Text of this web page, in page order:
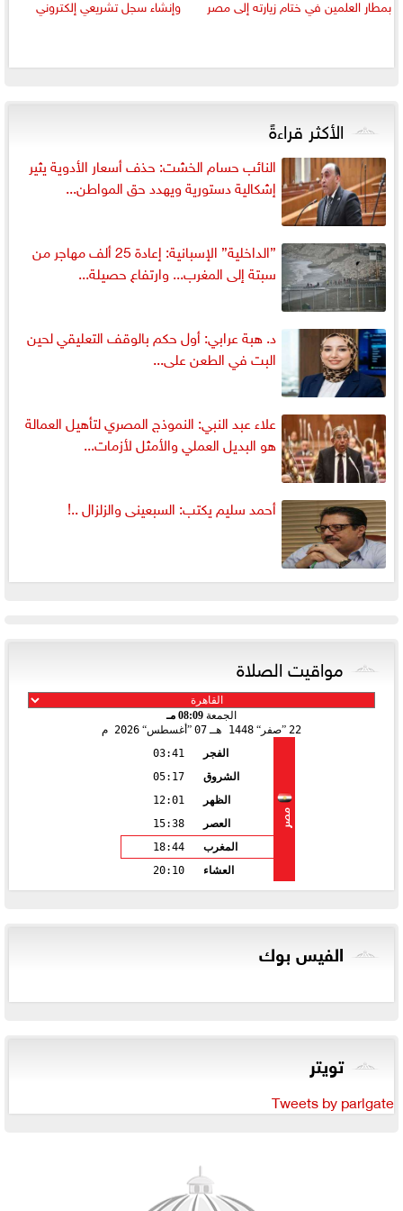
بمطار العلمين في ختام زيارته إلى مصر
وإنشاء سجل تشريعي إلكتروني
الأكثر قراءةً
النائب حسام الخشت: حذف أسعار الأدوية يثير
إشكالية دستورية ويهدد حق المواطن...
”الداخلية” الإسبانية: إعادة 25 ألف مهاجر من
سبتة إلى المغرب... وارتفاع حصيلة...
د. هبة عرابي: أول حكم بالوقف التعليقي لحين
البت في الطعن على...
علاء عبد النبي: النموذج المصري لتأهيل العمالة
هو البديل العملي والأمثل لأزمات...
أحمد سليم يكتب: السبعينى والزلزال ..!
مواقيت الصلاة
الجمعة 08:09 مـ
22 صفر 1448 هـ 07 أغسطس 2026 م
مصر
الفجر
03:41
الشروق
05:17
الظهر
12:01
العصر
15:38
المغرب
18:44
العشاء
20:10
الفيس بوك
تويتر
Tweets by parlgate